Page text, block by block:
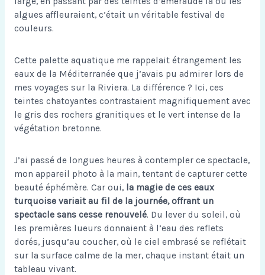
algues affleuraient, c’était un véritable festival de
couleurs.
Cette palette aquatique me rappelait étrangement les
eaux de la Méditerranée que j’avais pu admirer lors de
mes voyages sur la Riviera. La différence ? Ici, ces
teintes chatoyantes contrastaient magnifiquement avec
le gris des rochers granitiques et le vert intense de la
végétation bretonne.
J’ai passé de longues heures à contempler ce spectacle,
mon appareil photo à la main, tentant de capturer cette
beauté éphémère. Car oui, la magie de ces eaux
turquoise variait au fil de la journée, offrant un
spectacle sans cesse renouvelé. Du lever du soleil, où
les premières lueurs donnaient à l’eau des reflets
dorés, jusqu’au coucher, où le ciel embrasé se reflétait
sur la surface calme de la mer, chaque instant était un
tableau vivant.